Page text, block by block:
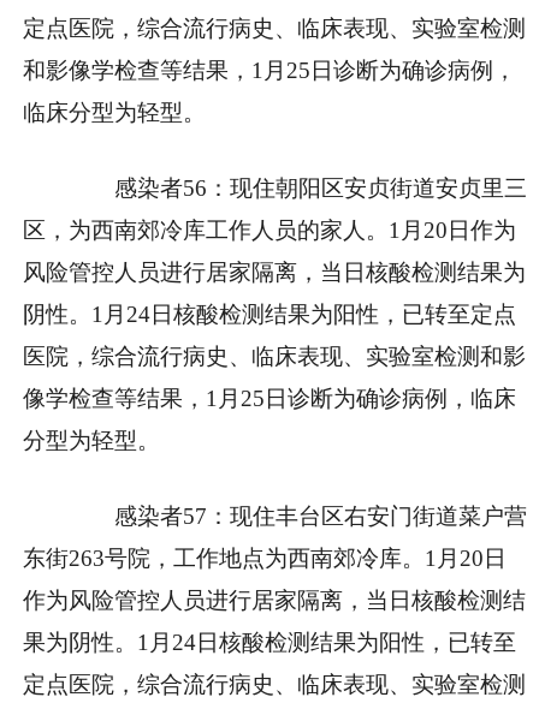
定点医院，综合流行病史、临床表现、实验室检测
和影像学检查等结果，1月25日诊断为确诊病例，
临床分型为轻型。
感染者56：现住朝阳区安贞街道安贞里三
区，为西南郊冷库工作人员的家人。1月20日作为
风险管控人员进行居家隔离，当日核酸检测结果为
阴性。1月24日核酸检测结果为阳性，已转至定点
医院，综合流行病史、临床表现、实验室检测和影
像学检查等结果，1月25日诊断为确诊病例，临床
分型为轻型。
感染者57：现住丰台区右安门街道菜户营
东街263号院，工作地点为西南郊冷库。1月20日
作为风险管控人员进行居家隔离，当日核酸检测结
果为阴性。1月24日核酸检测结果为阳性，已转至
定点医院，综合流行病史、临床表现、实验室检测